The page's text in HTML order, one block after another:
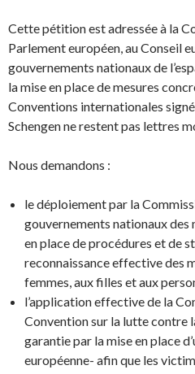
Cette pétition est adressée à la
Parlement européen, au Conseil
gouvernements nationaux de
la mise en place de mesures
Conventions internationales
Schengen ne restent pas lettres
Nous demandons :
le déploiement par la
gouvernements nationaux des
en place de procédures et de
reconnaissance effective des
femmes, aux filles et aux
l’application effective de la
Convention sur la lutte contre
garantie par la mise en place
européenne- afin que les